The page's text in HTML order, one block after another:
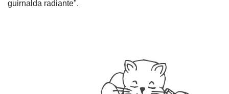
guirnalda radiante".